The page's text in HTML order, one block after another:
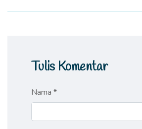
Tulis Komentar
Nama *